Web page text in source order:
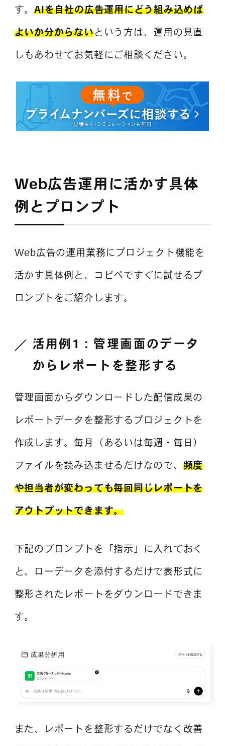
す。AIを自社の広告運用にどう組み込めば
よいか分からないという方は、運用の見直
しもあわせてお気軽にご相談ください。
Web広告運用に活かす具体
例とプロンプト
Web広告の運用業務にプロジェクト機能を
活かす具体例と、コピペですぐに試せるプ
ロンプトをご紹介します。
活用例1：管理画面のデータ
からレポートを整形する
管理画面からダウンロードした配信成果の
レポートデータを整形するプロジェクトを
作成します。毎月（あるいは毎週・毎日）
ファイルを読み込ませるだけなので、 頻度
や担当者が変わっても毎回同じレポートを
アウトプットできます。
下記のプロンプトを「指示」に入れておく
と、ローデータを添付するだけで表形式に
整形されたレポートをダウンロードできま
す。
また、レポートを整形するだけでなく改善